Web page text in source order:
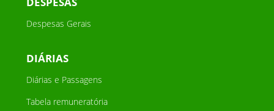
Despesas Gerais
DIÁRIAS
Diárias e Passagens
Tabela remuneratória